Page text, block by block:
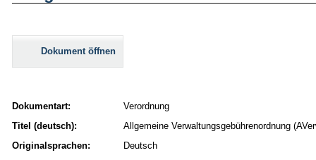
Dokument öffnen
Dokumentart:
Verordnung
Titel (deutsch):
Allgemeine Verwaltungsgebührenordnung
Originalsprachen:
Deutsch